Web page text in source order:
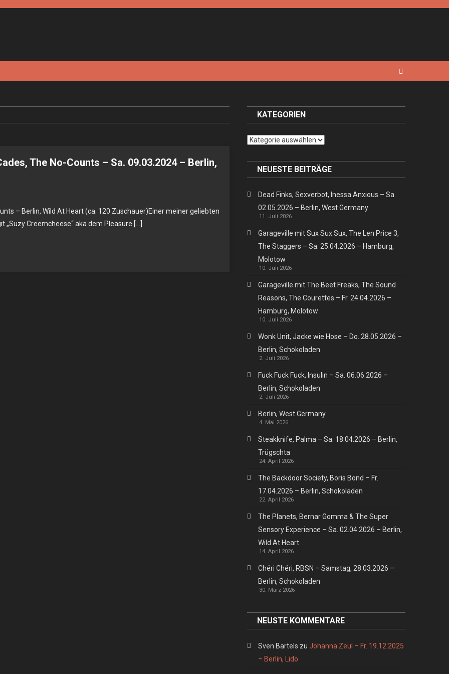
The No-Counts – Sa. 09.03.2024 – Berlin,
– Berlin, Wild At Heart (ca. 120 Zuschauer)Einer meiner geliebten
Creemcheese“ aka dem Pleasure […]
KATEGORIEN
Kategorien
NEUESTE BEITRÄGE
Dead Finks, Sexverbot, Inessa Anxious – Sa.
02.05.2026 – Berlin, West Germany
11. Juli 2026
Garageville mit Sux Sux Sux, The Len Price 3,
The Staggers – Sa. 25.04.2026 – Hamburg,
Molotow
10. Juli 2026
Garageville mit The Beet Freaks, The Sound
Reasons, The Courettes – Fr. 24.04.2026 –
Hamburg, Molotow
10. Juli 2026
Wonk Unit, Jacke wie Hose – Do. 28.05.2026 –
Berlin, Schokoladen
2. Juli 2026
Fuck Fuck Fuck, Insulin – Sa. 06.06.2026 –
Berlin, Schokoladen
2. Juli 2026
Berlin, West Germany
4. Mai 2026
Steakknife, Palma – Sa. 18.04.2026 – Berlin,
Trügschta
24. April 2026
The Backdoor Society, Boris Bond – Fr.
17.04.2026 – Berlin, Schokoladen
22. April 2026
The Planets, Bernar Gomma & The Super
Sensory Experience – Sa. 02.04.2026 – Berlin,
Wild At Heart
14. April 2026
Chéri Chéri, RBSN – Samstag, 28.03.2026 –
Berlin, Schokoladen
30. März 2026
NEUSTE KOMMENTARE
Sven Bartels zuJohanna Zeul – Fr. 19.12.2025
– Berlin, Lido